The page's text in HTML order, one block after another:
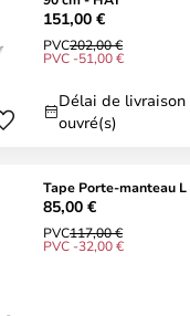
151,00 €
PVC202,00 €
PVC -51,00 €
Délai de livraison
ouvré(s)
Tape Porte-manteau
85,00 €
PVC117,00 €
PVC -32,00 €